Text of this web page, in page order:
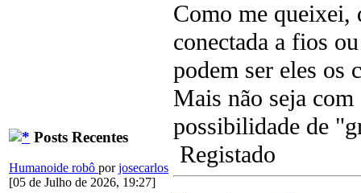
Posts Recentes
Humanoide robô porjosecarlos
[05 de Julho de 2026, 19:27]
Como me queixei,
conectada a fios
podem ser eles os
Mais não seja
possibilidade de
Registado